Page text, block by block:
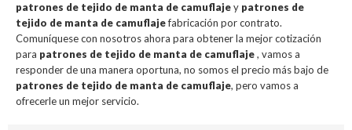
patrones de tejido de manta de camuflajey patrones de
tejido de manta de camuflajefabricación por contrato.
Comuníquese con nosotros ahora para obtener la mejor cotización
para patrones de tejido de manta de camuflaje, vamos a
responder de una manera oportuna, no somos el precio más bajo de
patrones de tejido de manta de camuflaje, pero vamos a
ofrecerle un mejor servicio.